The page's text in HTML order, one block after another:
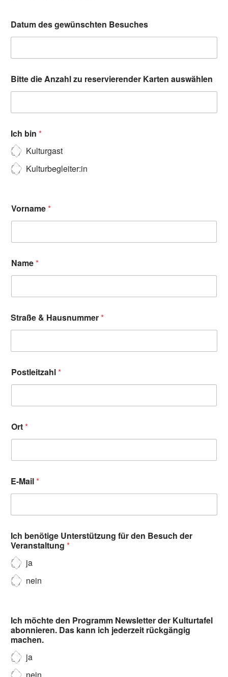
Datum des gewünschten Besuches
Bitte die Anzahl zu reservierender Karten auswählen
Ich bin *
Kulturgast
Kulturbegleiter:in
Vorname*
Name*
Straße & Hausnummer*
Postleitzahl*
Ort*
E-Mail*
Ich benötige Unterstützung für den Besuch der
Veranstaltung *
ja
nein
Ich möchte den Programm Newsletter der Kulturtafel
abonnieren. Das kann ich jederzeit rückgängig
machen.
ja